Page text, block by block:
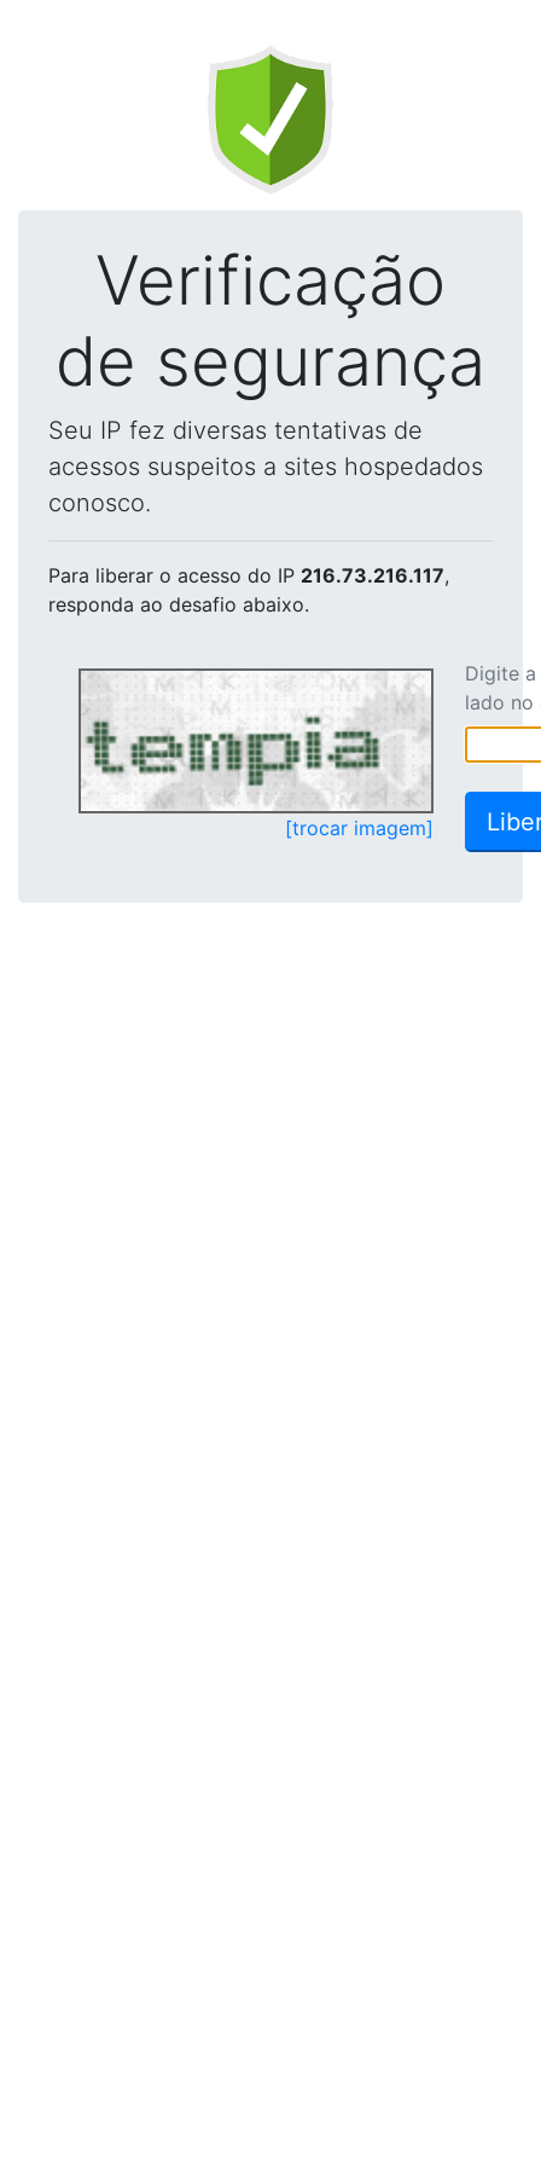
Verificação
de segurança
Seu IP fez diversas tentativas de
acessos suspeitos a sites hospedados
conosco.
Para liberar o acesso do IP 216.73.216.117,
responda ao desafio abaixo.
[trocar imagem]
Digite
lado no